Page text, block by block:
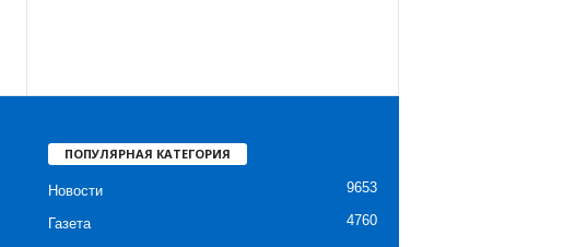
ПОПУЛЯРНАЯ КАТЕГОРИЯ
Новости 9653
Газета 4760